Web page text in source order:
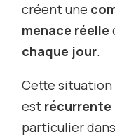
créent une
menace réelle
chaque jour.
Cette
est récurrente
particulier